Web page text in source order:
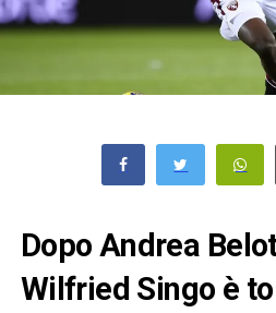
Dopo Andrea
Wilfried Singo è